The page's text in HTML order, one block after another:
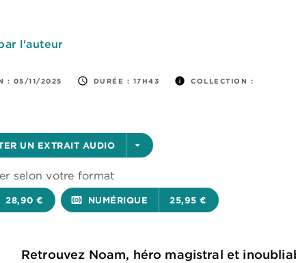
l'auteur
: 05/11/2025 access_time DURÉE : 17H43 info
COLLECTION :
UN EXTRAIT AUDIO arrow_drop_down
selon votre format
28,90 € surround_sound NUMÉRIQUE 25,95 €
Retrouvez Noam, héro magistral et